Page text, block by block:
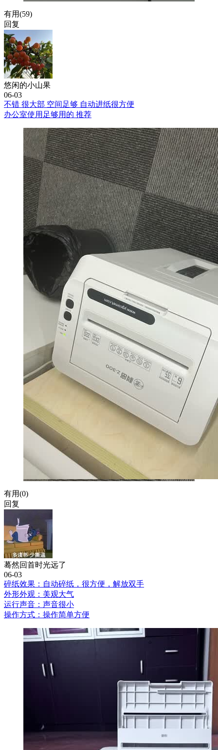
有用(59)
回复
悠闲的小山果
06-03
不错 很大部 空间足够 自动进纸很方便
办公室使用足够用的 推荐
有用(0)
回复
蓦然回首时光远了
06-03
碎纸效果：自动碎纸，很方便，解放双手
外形外观：美观大气
运行声音：声音很小
操作方式：操作简单方便